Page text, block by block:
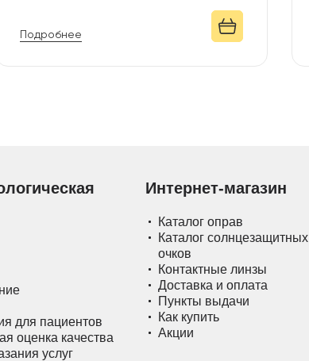
Подробнее
для пациентов
оценка качества
услуг
Интернет-магазин
Каталог оправ
Каталог солнцезащитных
очков
Контактные линзы
Доставка и оплата
Пункты выдачи
Как купить
Акции